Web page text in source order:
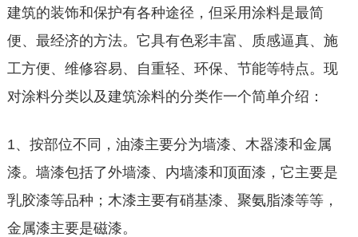
建筑的装饰和保护有各种途径，但采用涂料是最简
便、最经济的方法。它具有色彩丰富、质感逼真、施
工方便、维修容易、自重轻、环保、节能等特点。现
对涂料分类以及建筑涂料的分类作一个简单介绍：
1、按部位不同，油漆主要分为墙漆、木器漆和金属
漆。墙漆包括了外墙漆、内墙漆和顶面漆，它主要是
乳胶漆等品种；木漆主要有硝基漆、聚氨脂漆等等，
金属漆主要是磁漆。